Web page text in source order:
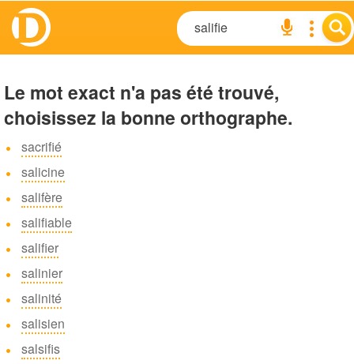
Le mot exact n'a pas été trouvé,
choisissez la bonne orthographe.
sacrifié
salicine
salifère
salifiable
salifier
salinier
salinité
salisien
salsifis